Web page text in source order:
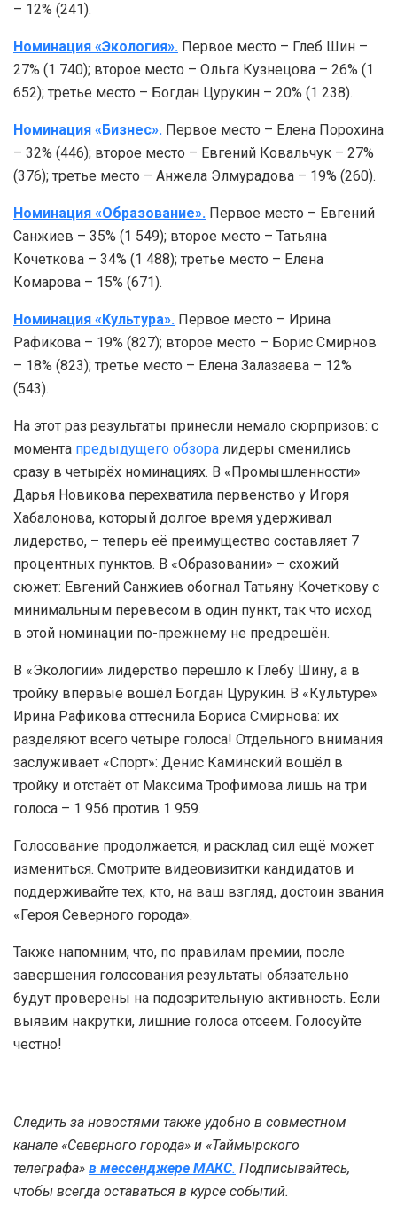
– 12% (241).
Номинация «Экология». Первое место – Глеб Шин –
27% (1 740); второе место – Ольга Кузнецова – 26% (1
652); третье место – Богдан Цурукин – 20% (1 238).
Номинация «Бизнес». Первое место – Елена Порохина
– 32% (446); второе место – Евгений Ковальчук – 27%
(376); третье место – Анжела Элмурадова – 19% (260).
Номинация «Образование». Первое место – Евгений
Санжиев – 35% (1 549); второе место – Татьяна
Кочеткова – 34% (1 488); третье место – Елена
Комарова – 15% (671).
Номинация «Культура». Первое место – Ирина
Рафикова – 19% (827); второе место – Борис Смирнов
– 18% (823); третье место – Елена Залазаева – 12%
(543).
На этот раз результаты принесли немало сюрпризов: с
момента предыдущего обзора лидеры сменились
сразу в четырёх номинациях. В «Промышленности»
Дарья Новикова перехватила первенство у Игоря
Хабалонова, который долгое время удерживал
лидерство, – теперь её преимущество составляет 7
процентных пунктов. В «Образовании» – схожий
сюжет: Евгений Санжиев обогнал Татьяну Кочеткову с
минимальным перевесом в один пункт, так что исход
в этой номинации по-прежнему не предрешён.
В «Экологии» лидерство перешло к Глебу Шину, а в
тройку впервые вошёл Богдан Цурукин. В «Культуре»
Ирина Рафикова оттеснила Бориса Смирнова: их
разделяют всего четыре голоса! Отдельного внимания
заслуживает «Спорт»: Денис Каминский вошёл в
тройку и отстаёт от Максима Трофимова лишь на три
голоса – 1 956 против 1 959.
Голосование продолжается, и расклад сил ещё может
измениться. Смотрите видеовизитки кандидатов и
поддерживайте тех, кто, на ваш взгляд, достоин звания
«Героя Северного города».
Также напомним, что, по правилам премии, после
завершения голосования результаты обязательно
будут проверены на подозрительную активность. Если
выявим накрутки, лишние голоса отсеем. Голосуйте
честно!
Следить за новостями также удобно в совместном
канале «Северного города» и «Таймырского
телеграфа» в мессенджере MAКС. Подписывайтесь,
чтобы всегда оставаться в курсе событий.